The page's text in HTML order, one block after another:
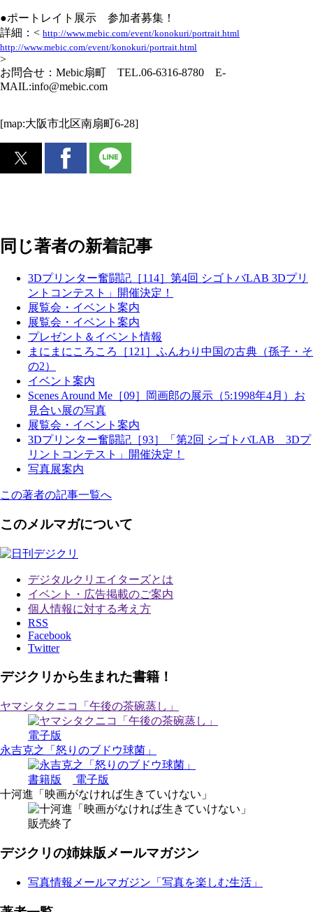
●ポートレイト展示 参加者募集！
詳細：< http://www.mebic.com/event/konokuri/portrait.html
http://www.mebic.com/event/konokuri/portrait.html
>
お問合せ：Mebic扇町 TEL.06-6316-8780 E-
MAIL:info@mebic.com
[map:大阪市北区南扇町6-28]
同じ著者の新着記事
3Dプリンター奮闘記［114］第4回 シゴトバLAB 3Dプリ
ントコンテスト」開催決定！
展覧会・イベント案内
展覧会・イベント案内
プレゼント＆イベント情報
まにまにころころ［121］ふんわり中国の古典（孫子・そ
の2）
イベント案内
Scenes Around Me［09］岡画郎の展示（5:1998年4月）お
見合い展の写真
展覧会・イベント案内
3Dプリンター奮闘記［93］「第2回 シゴトバLAB 3Dプ
リントコンテスト」開催決定！
写真展案内
この著者の記事一覧へ
このメルマガについて
デジタルクリエイターズとは
イベント・広告掲載のご案内
個人情報に対する考え方
RSS
Facebook
Twitter
デジクリから生まれた書籍！
ヤマシタクニコ「午後の茶碗蒸し」
電子版
永吉克之「怒りのブドウ球菌」
書籍版
電子版
十河進「映画がなければ生きていけない」
販売終了
デジクリの姉妹版メールマガジン
写真情報メールマガジン「写真を楽しむ生活」